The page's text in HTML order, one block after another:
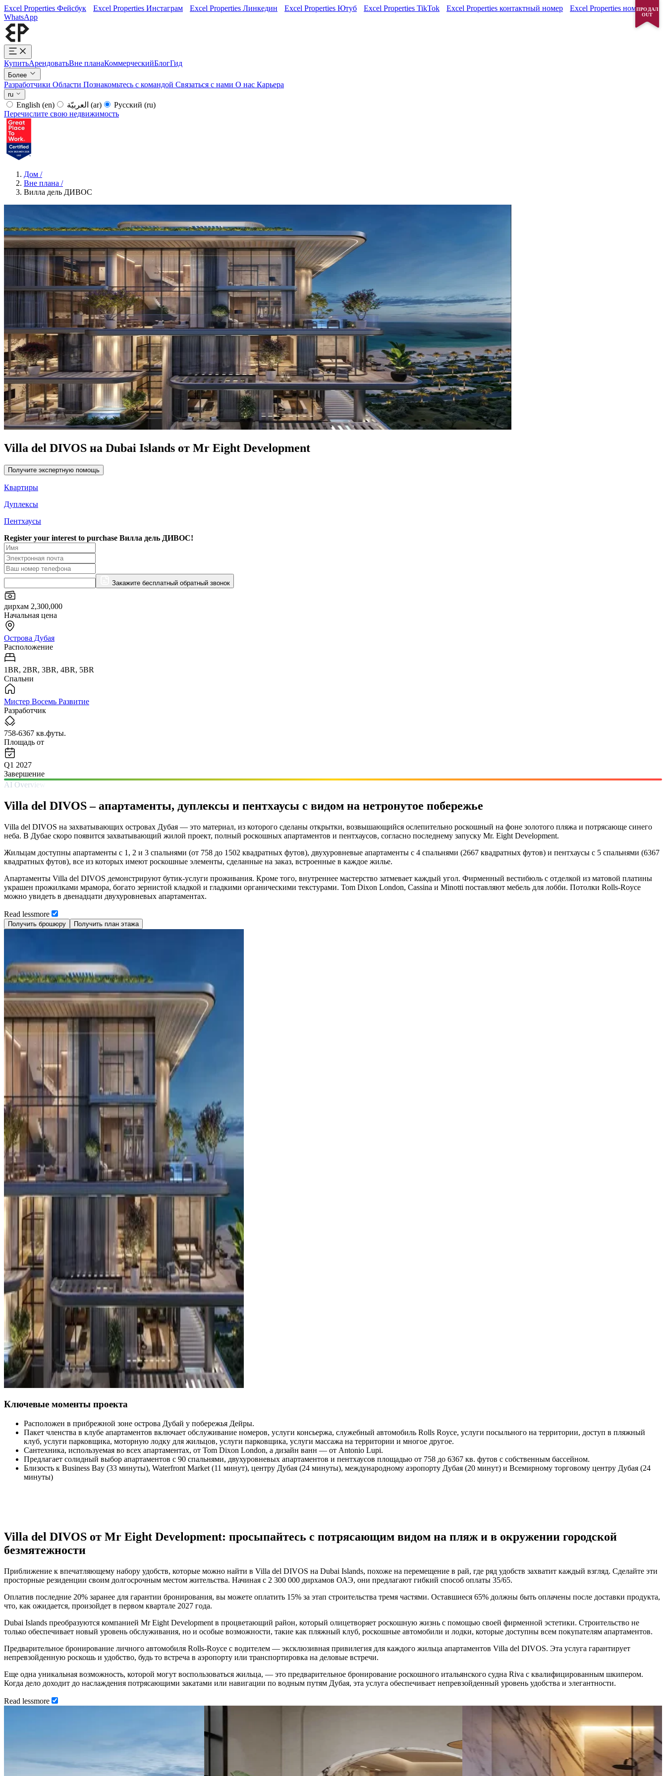
Excel Properties Фейсбук Excel Properties Инстаграм Excel Properties Линкедин Excel Properties Ютуб Excel Properties TikTok Excel Properties контактный номер
Excel Properties номер
WhatsApp
КупитьАрендоватьВне планаКоммерческийБлогГид
Более
Разработчики Области Познакомьтесь с командой Связаться с нами О нас Карьера
ru
English (en) (ar) Русский (ru)
Перечислите свою недвижимость
Дом /
Вне плана /
Вилла дель ДИВОС
Villa del DIVOS на Dubai Islands от Mr Eight Development
Получите экспертную помощь
Квартиры
Дуплексы
Пентхаусы
Register your interest to purchase Вилла дель ДИВОС!
Закажите бесплатный обратный звонок
дирхам 2,300,000
Начальная цена
Острова Дубая
Расположение
1BR, 2BR, 3BR, 4BR, 5BR
Спальни
Мистер Восемь Развитие
Разработчик
758-6367 кв.футы.
Площадь от
Q1 2027
Завершение
AI Overview
Villa del DIVOS – апартаменты, дуплексы и пентхаусы с видом на нетронутое побережье
Villa del DIVOS на захватывающих островах Дубая — это материал, из которого сделаны открытки, возвышающийся ослепительно роскошный на фоне золотого пляжа и потрясающе синего
неба. В Дубае скоро появится захватывающий жилой проект, полный роскошных апартаментов и пентхаусов, согласно последнему запуску Mr. Eight Development.
Жильцам доступны апартаменты с 1, 2 и 3 спальнями (от 758 до 1502 квадратных футов), двухуровневые апартаменты с 4 спальнями (2667 квадратных футов) и пентхаусы с 5 спальнями (6367
квадратных футов), все из которых имеют роскошные элементы, сделанные на заказ, встроенные в каждое жилье.
Апартаменты Villa del DIVOS демонстрируют бутик-услуги проживания. Кроме того, внутреннее мастерство затмевает каждый угол. Фирменный вестибюль с отделкой из матовой платины
украшен прожилками мрамора, богато зернистой кладкой и гладкими органическими текстурами. Tom Dixon London, Cassina и Minotti поставляют мебель для лобби. Потолки Rolls-Royce
можно увидеть в двенадцати двухуровневых апартаментах.
Read lessmore
Получить брошюру Получить план этажа
Ключевые моменты проекта
Расположен в прибрежной зоне острова Дубай у побережья Дейры.
Пакет членства в клубе апартаментов включает обслуживание номеров, услуги консьержа, служебный автомобиль Rolls Royce, услуги посыльного на территории, доступ в пляжный
клуб, услуги парковщика, моторную лодку для жильцов, услуги парковщика, услуги массажа на территории и многое другое.
Сантехника, используемая во всех апартаментах, от Tom Dixon London, а дизайн ванн — от Antonio Lupi.
Предлагает солидный выбор апартаментов с 90 спальнями, двухуровневых апартаментов и пентхаусов площадью от 758 до 6367 кв. футов с собственным бассейном.
Близость к Business Bay (33 минуты), Waterfront Market (11 минут), центру Дубая (24 минуты), международному аэропорту Дубая (20 минут) и Всемирному торговому центру Дубая (24
минуты)
Villa del DIVOS от Mr Eight Development: просыпайтесь с потрясающим видом на пляж и в окружении городской
безмятежности
Приближение к впечатляющему набору удобств, которые можно найти в Villa del DIVOS на Dubai Islands, похоже на перемещение в рай, где ряд удобств захватит каждый взгляд. Сделайте эти
просторные резиденции своим долгосрочным местом жительства. Начиная с 2 300 000 дирхамов ОАЭ, они предлагают гибкий способ оплаты 35/65.
Оплатив последние 20% заранее для гарантии бронирования, вы можете оплатить 15% за этап строительства тремя частями. Оставшиеся 65% должны быть оплачены после доставки продукта,
что, как ожидается, произойдет в первом квартале 2027 года.
Dubai Islands преобразуются компанией Mr Eight Development в процветающий район, который олицетворяет роскошную жизнь с помощью своей фирменной эстетики. Строительство не
только обеспечивает новый уровень обслуживания, но и особые возможности, такие как пляжный клуб, роскошные автомобили и лодки, которые доступны всем покупателям апартаментов.
Предварительное бронирование личного автомобиля Rolls-Royce с водителем — эксклюзивная привилегия для каждого жильца апартаментов Villa del DIVOS. Эта услуга гарантирует
непревзойденную роскошь и удобство, будь то встреча в аэропорту или транспортировка на деловые встречи.
Еще одна уникальная возможность, которой могут воспользоваться жильца, — это предварительное бронирование роскошного итальянского судна Riva с квалифицированным шкипером.
Когда дело доходит до наслаждения потрясающими закатами или навигации по водным путям Дубая, эта услуга обеспечивает непревзойденный уровень удобства и элегантности.
Read lessmore
ПРОДАЛ
OUT